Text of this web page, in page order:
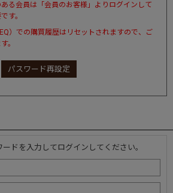
る会員は「会員のお客様」よりログインして
す。
）での購買履歴はリセットされますので、ご
。
パスワード再設定
ドを入力してログインしてください。